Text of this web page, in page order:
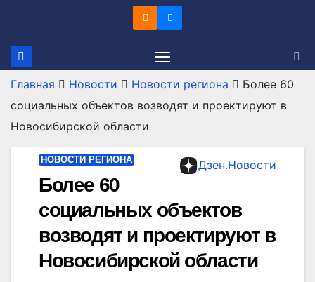
содержимому
Главная Новости Новости региона
Более 60
социальных объектов возводят и проектируют в
Новосибирской области
Дзен.Новости
НОВОСТИ РЕГИОНА
Более 60
социальных объектов
возводят и проектируют в
Новосибирской области